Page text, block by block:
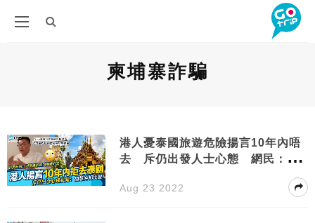
柬埔寨詐騙
港人憂泰國旅遊危險揚言10年內唔
去 斥仍出發人士心態 網民：邊
Aug 23 2022